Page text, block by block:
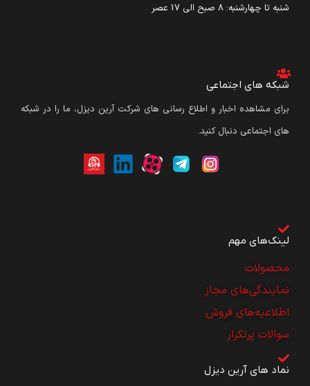
شنبه تا چهارشنبه: ۸ صبح الی 17 عصر
شبکه های اجتماعی
برای مشاهده اخبار و اطلاع رسانی های شرکت آرین دیزل، ما را در شبکه
های اجتماعی دنبال کنید.
لینک‌های مهم
محصولات
نمایندگی‌های مجاز
اطلاعیه‌های فروش
سوالات پرتکرار
نماد های آرین دیزل